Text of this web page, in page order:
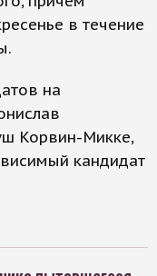
в течение
на
Корвин-Микке,
кандидат